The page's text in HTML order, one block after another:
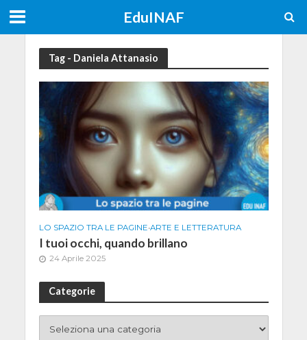
EduINAF
Tag - Daniela Attanasio
LO SPAZIO TRA LE PAGINE•ARTE E LETTERATURA
I tuoi occhi, quando brillano
24 Aprile 2025
Categorie